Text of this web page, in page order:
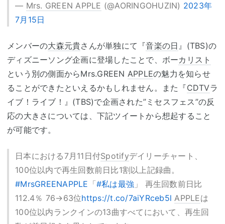
— Mrs. GREEN APPLE (@AORINGOHUZIN) 2023年
7月15日
メンバーの大森元貴さんが単独にて『音楽の日 』(TBS)の
ディズニーソング企画に登場したことで、ボーカリスト
という別の側面からMrs.GREEN APPLEの魅力を知らせ
ることができたといえるかもしれません。また『CDTVラ
イブ！ライブ！』(TBS)で企画された”ミセスフェス”の反
応の大きさについては、下記ツイートから想起すること
が可能です。
日本における7月11日付Spotifyデイリーチャート、
100位以内で再生回数前日比1割以上記録曲。
#MrsGREENAPPLE 「#私は最強 」 再生回数前日比
112.4％ 76→63位https://t.co/7aiYRceb5l APPLEは
100位以内ランクインの13曲すべてにおいて、再生回